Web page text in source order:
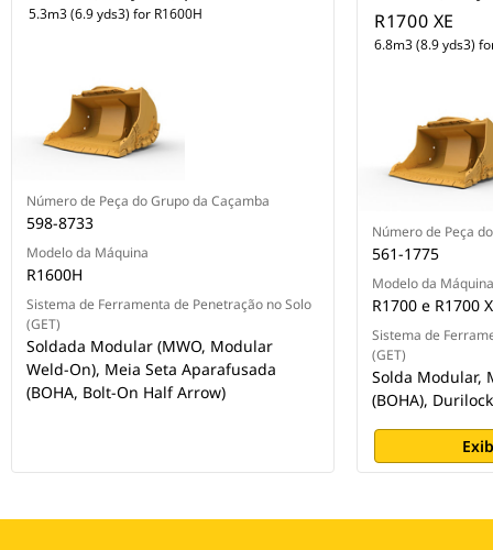
5.3m3 (6.9 yds3) for R1600H
Número de Peça do Grupo da Caçamba
598-8733
Modelo da Máquina
R1600H
Sistema de Ferramenta de Penetração no Solo
(GET)
Soldada Modular (MWO, Modular
Weld-On), Meia Seta Aparafusada
(BOHA, Bolt-On Half Arrow)
R1700 XE
6.8m3 (8.9 yds3)
Número de Peça
561-1775
Modelo da Máquina
R1700 e R1700
Sistema de
(GET)
Solda Modular,
(BOHA), Durilock